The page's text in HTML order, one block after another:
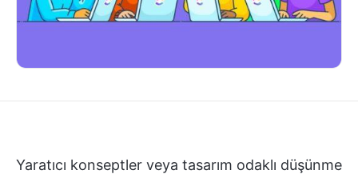
Yaratıcı konseptler veya tasarım odaklı düşünme